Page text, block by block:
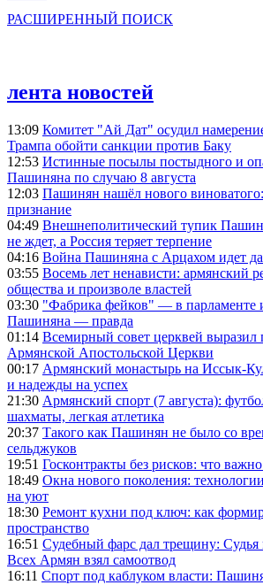
РАСШИРЕННЫЙ ПОИСК
лента новостей
13:09 Комитет "Ай Дат" осудил
Трампа обойти санкции против Баку
12:53 Истинные посылы постыдного и
Пашиняна по случаю 8 августа
12:03 Пашинян нашёл нового
признание
04:49 Внешнеполитический тупик
не ждет, а Россия теряет терпение
04:16 Война Пашиняна с Арцахом идет
03:55 Восемь лет ненависти: армянский
общества и произволе властей
03:30 "Фабрика фейков" — в парламенте
Пашиняна — правда
01:14 Всемирный совет церквей выразил
Армянской Апостольской Церкви
00:17 Армянский монастырь на Иссык-
и надежды на успех
21:30 Армянский спорт (7 августа):
шахматы, легкая атлетика
20:37 Такого как Пашинян не было со
сельджуков
19:51 Госконтракты без рисков: что
18:49 Окна нового поколения:
на уют
18:30 Ремонт кухни под ключ: как
пространство
16:51 Судебный фарс дал трещину: Судья
Всех Армян взял самоотвод
16:11 Спорт под каблуком власти: